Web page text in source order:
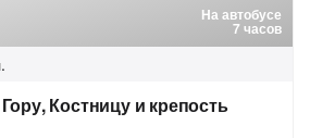
На автобусе
7 часов
Костницу и крепость